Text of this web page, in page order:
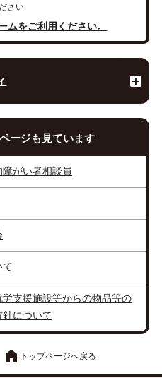
さい
ムをご利用ください。
ージも見ています
がい者相談員
て
支援施設等からの物品等の
について
トップページへ戻る